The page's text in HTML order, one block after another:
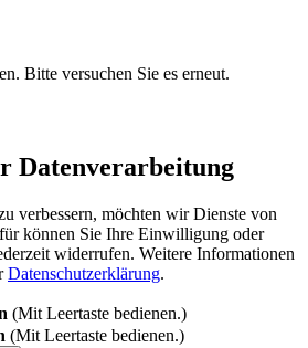
Bitte versuchen Sie es erneut.
Datenverarbeitung
verbessern, möchten wir Dienste von
können Sie Ihre Einwilligung oder
widerrufen. Weitere Informationen
Datenschutzerklärung.
(Mit Leertaste bedienen.)
(Mit Leertaste bedienen.)